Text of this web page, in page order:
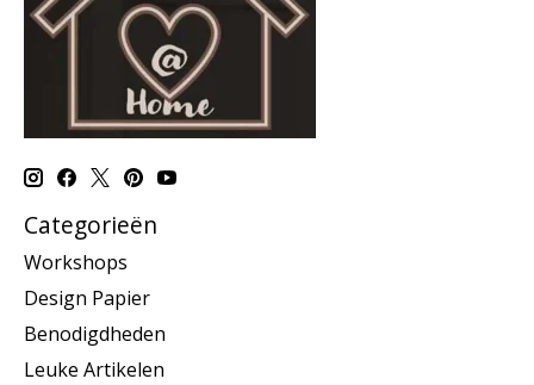
Categorieën
Workshops
Design Papier
Benodigdheden
Leuke Artikelen